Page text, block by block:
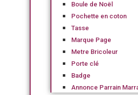
Boule de Noël
Pochette en coton
Tasse
Marque Page
Metre Bricoleur
Porte clé
Badge
Annonce Parrain